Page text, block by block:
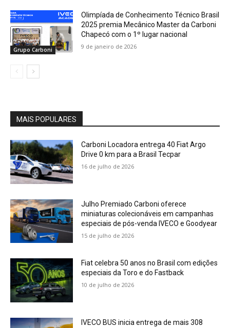
Grupo Carboni
Olimpíada de Conhecimento Técnico Brasil
2025 premia Mecânico Master da Carboni
Chapecó com o 1º lugar nacional
9 de janeiro de 2026
MAIS POPULARES
Carboni Locadora entrega 40 Fiat Argo
Drive 0 km para a Brasil Tecpar
16 de julho de 2026
Julho Premiado Carboni oferece
miniaturas colecionáveis em campanhas
especiais de pós-venda IVECO e Goodyear
15 de julho de 2026
Fiat celebra 50 anos no Brasil com edições
especiais da Toro e do Fastback
10 de julho de 2026
IVECO BUS inicia entrega de mais 308